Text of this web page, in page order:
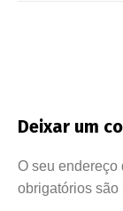
Deixar um
O seu endereço
obrigatórios são